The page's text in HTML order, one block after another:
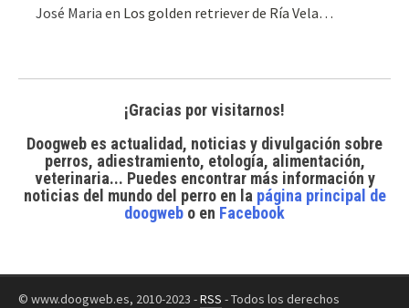
José Maria en Los golden retriever de Ría Vela…
¡Gracias por visitarnos!
Doogweb es actualidad, noticias y divulgación sobre
perros, adiestramiento, etología, alimentación,
veterinaria... Puedes encontrar más información y
noticias del mundo del perroen la página principal de
doogweb o en Facebook
© www.doogweb.es, 2010-2023 -RSS - Todos los derechos